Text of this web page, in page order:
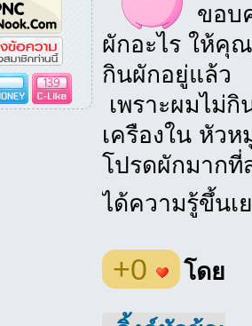
139
ขอบ
ผักอะไร ให้คุ
กินผักอยู่แล้ว
เพราะผมไม่
เครืองใน หัว
โปรดผักมากที่
ได้ความรู้ขึ้นเ
+0 โดย